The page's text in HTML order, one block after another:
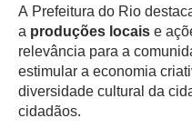
A Prefeitura do Rio
aproduções locaise
relevância para a
estimular a economia
diversidade cultural da
cidadãos.